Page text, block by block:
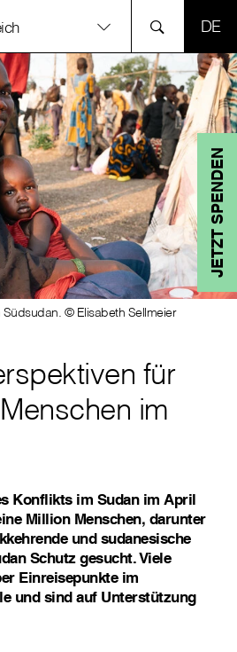
JETZT SPENDEN
© Elisabeth Sellmeier
für
im
Konflikts im Sudan im April
Million Menschen, darunter
und sudanesische
Schutz gesucht. Viele
Einreisepunkte im
und sind auf Unterstützung